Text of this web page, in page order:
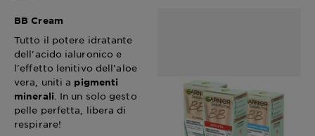
BB Cream
Tutto il potere idratante
dell'acido ialuronico e
l'effetto lenitivo dell'aloe
vera, uniti a pigmenti
minerali . In un solo gesto
pelle perfetta, libera di
respirare!